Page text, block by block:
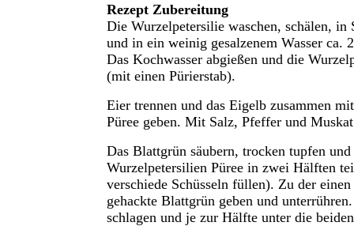
Rezept Zubereitung
Die Wurzelpetersilie waschen, schälen, in
und in ein weinig gesalzenem Wasser ca.
Das Kochwasser abgießen und die
(mit einen Pürierstab).
Eier trennen und das Eigelb zusammen
Püree geben. Mit Salz, Pfeffer und
Das Blattgrün säubern, trocken tupfen
Wurzelpetersilien Püree in zwei Hälften
verschiede Schüsseln füllen). Zu der
gehackte Blattgrün geben und
schlagen und je zur Hälfte unter die